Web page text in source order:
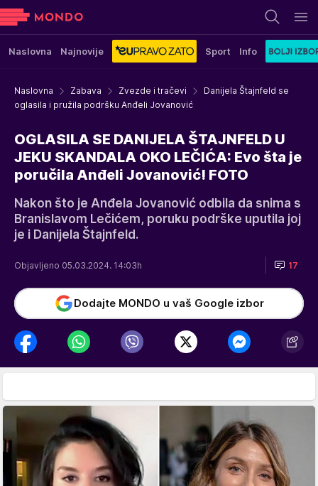
Naslovna Najnovije Sport Info
Naslovna Zabava Zvezde i tračevi
Danijela Štajnfeld se
oglasila i pružila podršku Anđeli Jovanović
OGLASILA SE DANIJELA ŠTAJNFELD U
JEKU SKANDALA OKO LEČIĆA: Evo šta je
poručila Anđeli Jovanović! FOTO
Nakon što je Anđela Jovanović odbila da snima s
Branislavom Lečićem, poruku podrške uputila joj
je i Danijela Štajnfeld.
Objavljeno 05.03.2024. 14:03h 17
Dodajte MONDO u vaš Google izbor